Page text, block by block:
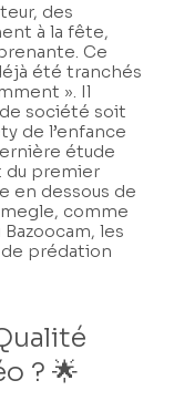
des
à la fête,
Ce
été tranchés
». Il
société soit
de l’enfance
étude
du premier
en dessous de
comme
les
prédation
? 🌟